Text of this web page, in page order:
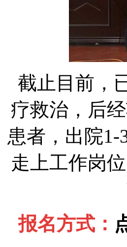
截止目前，
疗救治，后
患者，出院
走上工作岗
报名方式：